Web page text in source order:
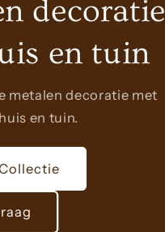
decoratie
en tuin
metalen decoratie met
en tuin.